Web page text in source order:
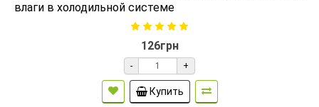
влаги в холодильной системе
126грн
- +
Купить